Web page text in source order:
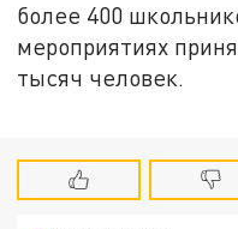
более 400
мероприятиях
тысяч человек.